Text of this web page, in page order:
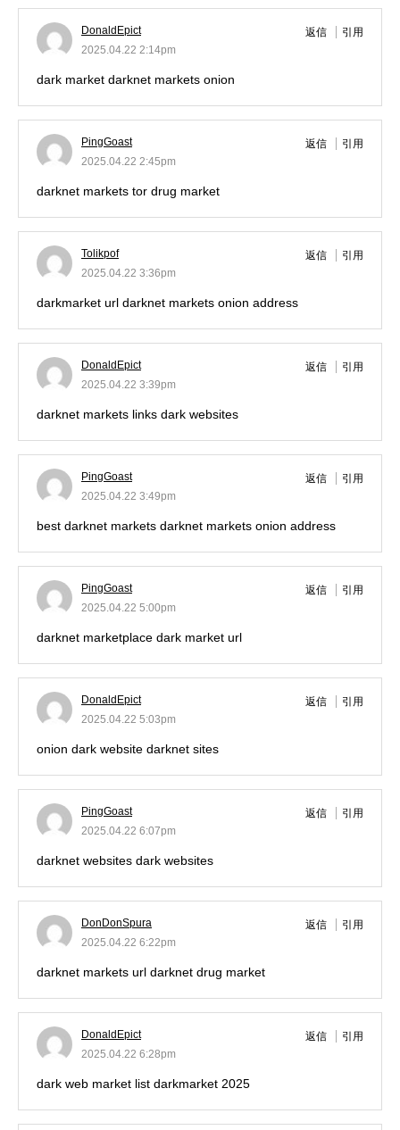
DonaldEpict
2025.04.22 2:14pm
返信 引用
dark market darknet markets onion
PingGoast
2025.04.22 2:45pm
返信 引用
darknet markets tor drug market
Tolikpof
2025.04.22 3:36pm
返信 引用
darkmarket url darknet markets onion address
DonaldEpict
2025.04.22 3:39pm
返信 引用
darknet markets links dark websites
PingGoast
2025.04.22 3:49pm
返信 引用
best darknet markets darknet markets onion address
PingGoast
2025.04.22 5:00pm
返信 引用
darknet marketplace dark market url
DonaldEpict
2025.04.22 5:03pm
返信 引用
onion dark website darknet sites
PingGoast
2025.04.22 6:07pm
返信 引用
darknet websites dark websites
DonDonSpura
2025.04.22 6:22pm
返信 引用
darknet markets url darknet drug market
DonaldEpict
2025.04.22 6:28pm
返信 引用
dark web market list darkmarket 2025